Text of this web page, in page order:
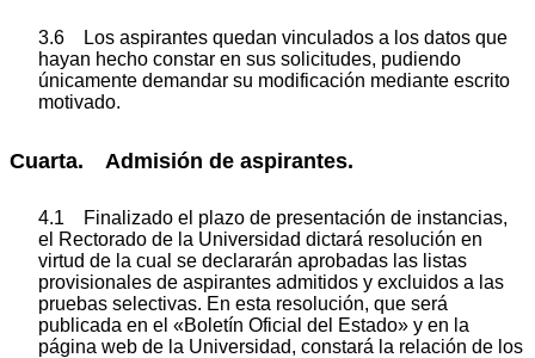
3.6 Los aspirantes quedan vinculados a los datos que
hayan hecho constar en sus solicitudes, pudiendo
únicamente demandar su modificación mediante escrito
motivado.
Cuarta. Admisión de aspirantes.
4.1 Finalizado el plazo de presentación de instancias,
el Rectorado de la Universidad dictará resolución en
virtud de la cual se declararán aprobadas las listas
provisionales de aspirantes admitidos y excluidos a las
pruebas selectivas. En esta resolución, que será
publicada en el «Boletín Oficial del Estado» y en la
página web de la Universidad, constará la relación de los